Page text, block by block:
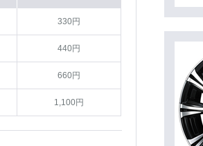
330円
440円
660円
1,100円